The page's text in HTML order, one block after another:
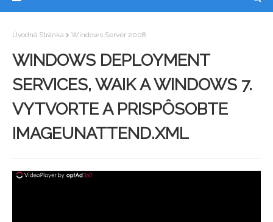
Úvodná Stránka Windows Server 2008
WINDOWS DEPLOYMENT
SERVICES, WAIK A WINDOWS 7.
VYTVORTE A PRISPÔSOBTE
IMAGEUNATTEND.XML